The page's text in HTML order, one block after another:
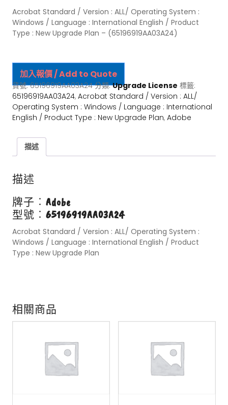
Acrobat Standard / Version : ALL/ Operating System :
Windows / Language : International English / Product
Type : New Upgrade Plan – (65196919AA03A24)
加入報價 / Add to Quote
貨號:65196919AA03A24 分類:Upgrade License 標籤:
65196919AA03A24, Acrobat Standard / Version : ALL/
Operating System : Windows / Language : International
English / Product Type : New Upgrade Plan, Adobe
描述
描述
牌子︰ Adobe
型號︰ 65196919AA03A24
Acrobat Standard / Version : ALL/ Operating System :
Windows / Language : International English / Product
Type : New Upgrade Plan
相關商品